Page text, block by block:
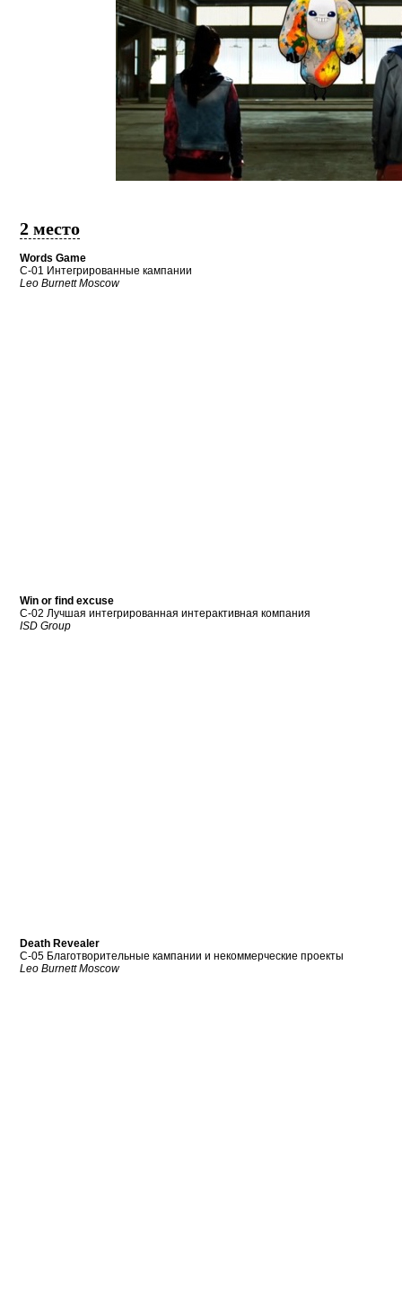
2 место
Words Game
C-01 Интегрированные кампании
Leo Burnett Moscow
Win or find excuse
C-02 Лучшая интегрированная интерактивная компания
ISD Group
Death Revealer
C-05 Благотворительные кампании и некоммерческие проекты
Leo Burnett Moscow